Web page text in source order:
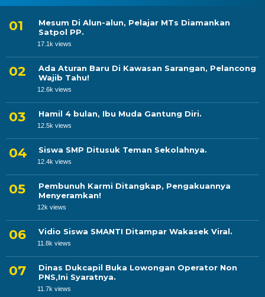
Mesum Di Alun-alun, Pelajar MTs Diamankan
Satpol PP.
17.1k views
Ada Aturan Baru Di Kawasan Sarangan, Pelancong
Wajib Tahu!
12.6k views
Hamil 4 bulan, Ibu Muda Gantung Diri.
12.5k views
Siswa SMP Ditusuk Teman Sekolahnya.
12.4k views
Pembunuh Karmi Ditangkap, Pengakuannya
Menyeramkan!
12k views
Vidio Siswa SMANTI Ditampar Wakasek Viral.
11.8k views
Dinas Dukcapil Buka Lowongan Operator Non
PNS,Ini Syaratnya.
11.7k views